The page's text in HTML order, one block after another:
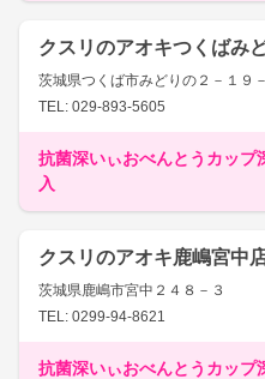
クスリのアオキつくばみ
茨城県つくば市みどりの２－１９
TEL: 029-893-5605
抗菌深いぃおべんとうカッ
入
クスリのアオキ鹿嶋宮中
茨城県鹿嶋市宮中２４８－３
TEL: 0299-94-8621
抗菌深いぃおべんとうカッ